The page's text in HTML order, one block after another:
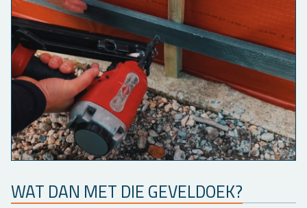
WAT DAN MET DIE GE­VEL­DOEK?